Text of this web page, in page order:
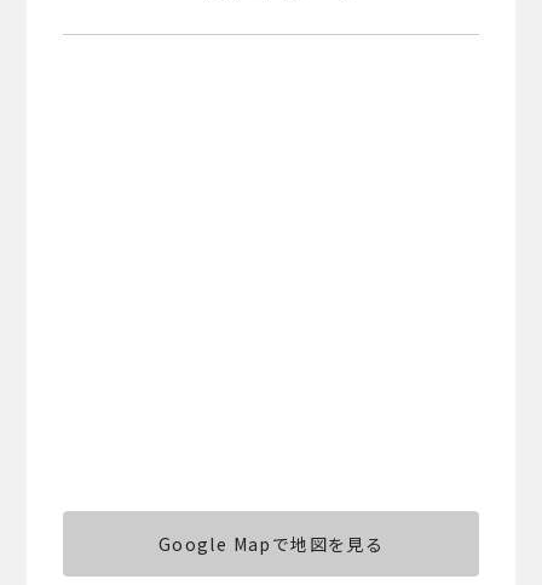
Google Mapで地図を見る